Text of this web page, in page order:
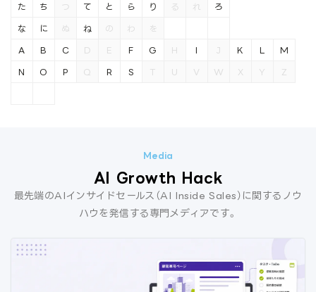
た ち つ て と
な に ぬ ね の
ら り る れ ろ
わ を
A B C D E F G H I J K L M
N O P Q R S T U V W X Y Z
AI Growth Hack
最先端のAIインサイドセールス（AI Inside Sales）に関するノウ
ハウを発信する専門メディアです。